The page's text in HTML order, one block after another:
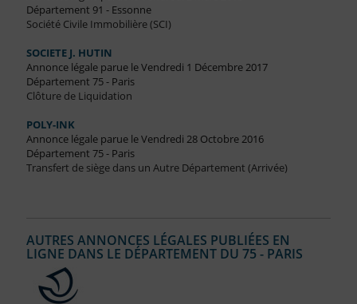
Département 91 - Essonne
Société Civile Immobilière (SCI)
SOCIETE J. HUTIN
Annonce légale parue le Vendredi 1 Décembre 2017
Département 75 - Paris
Clôture de Liquidation
POLY-INK
Annonce légale parue le Vendredi 28 Octobre 2016
Département 75 - Paris
Transfert de siège dans un Autre Département (Arrivée)
AUTRES ANNONCES LÉGALES PUBLIÉES EN
LIGNE DANS LE DÉPARTEMENT DU 75 - PARIS